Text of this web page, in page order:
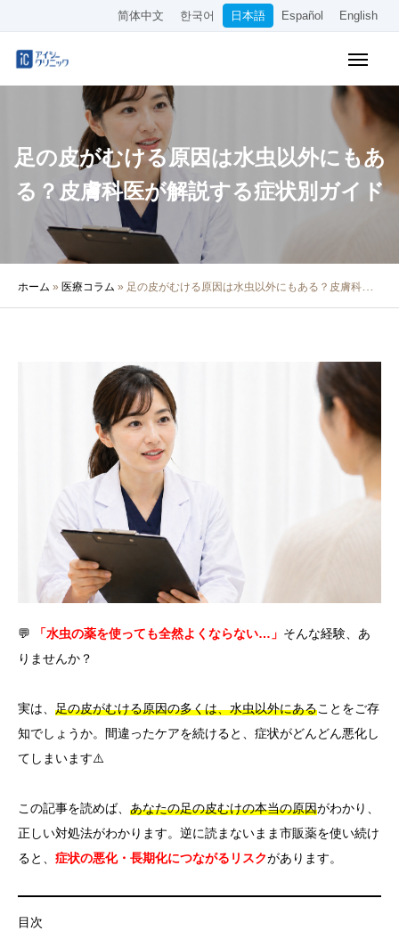
简体中文 한국어 日本語 Español English
足の皮がむける原因は水虫以外にもあ
る？皮膚科医が解説する症状別ガイド
ホーム » 医療コラム » 足の皮がむける原因は水虫以外にもある？皮膚科医が解説する症状別ガイド
💬 「水虫の薬を使っても全然よくならない…」 そんな経験、あ
りませんか？
実は、 足の皮がむける原因の多くは、水虫以外にあることをご存
知でしょうか。間違ったケアを続けると、症状がどんどん悪化し
てしまいます⚠️
この記事を読めば、 あなたの足の皮むけの本当の原因がわかり、
正しい対処法がわかります。逆に読まないまま市販薬を使い続け
ると、 症状の悪化・長期化につながるリスクがあります。
目次
アクセス
クリニック紹介
院長・医師の紹介
한국어 English